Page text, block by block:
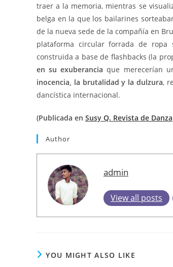
traer a la memoria, mientras se
belga en la que los bailarines
de la nueva sede de la compañía en
plataforma circular forrada de ropa
construida a base de flashbacks (la
en su exuberancia que merecerían
inocencia, la brutalidad y la dulzura,
dancística internacional.
(Publicada en Susy Q. Revista de Danza
Author
admin
View all posts
YOU MIGHT ALSO LIKE